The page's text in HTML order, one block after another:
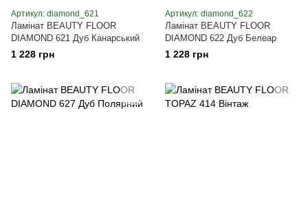
Артикул: diamond_621
Ламінат BEAUTY FLOOR
DIAMOND 621 Дуб Канарський
1 228 грн
Артикул: diamond_622
Ламінат BEAUTY FLOOR
DIAMOND 622 Дуб Белеар
1 228 грн